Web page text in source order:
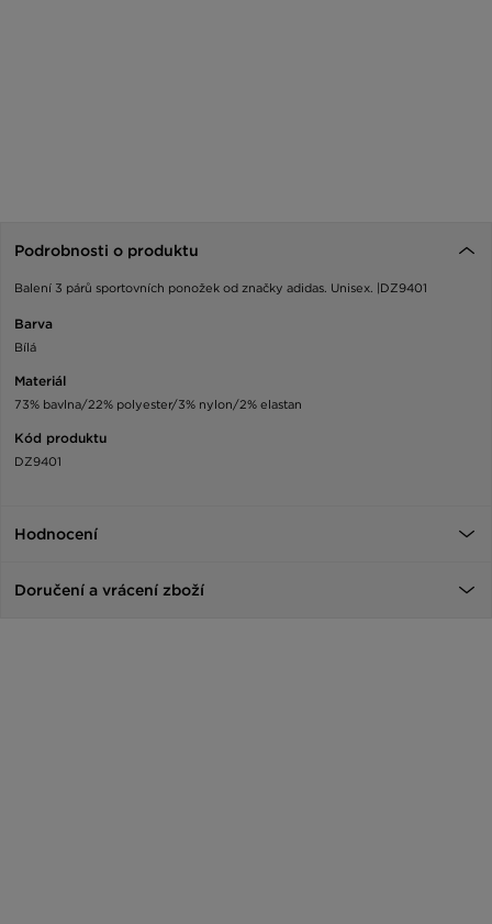
Podrobnosti o produktu
Balení 3 párů sportovních ponožek od značky adidas. Unisex. |DZ9401
Barva
Bílá
Materiál
73% bavlna/22% polyester/3% nylon/2% elastan
Kód produktu
DZ9401
Hodnocení
Doručení a vrácení zboží